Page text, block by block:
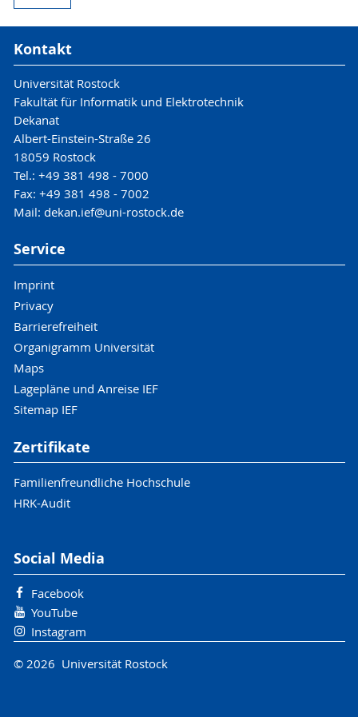
Kontakt
Universität Rostock
Fakultät für Informatik und Elektrotechnik
Dekanat
Albert-Einstein-Straße 26
18059 Rostock
Tel.: +49 381 498 - 7000
Fax: +49 381 498 - 7002
Mail: dekan.ief@uni-rostock.de
Service
Imprint
Privacy
Barrierefreiheit
Organigramm Universität
Maps
Lagepläne und Anreise IEF
Sitemap IEF
Zertifikate
Familienfreundliche Hochschule
HRK-Audit
Social Media
Facebook
YouTube
Instagram
© 2026 Universität Rostock